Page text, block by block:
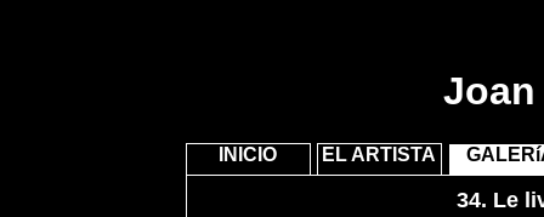
INICIO EL ARTISTA
34. Le